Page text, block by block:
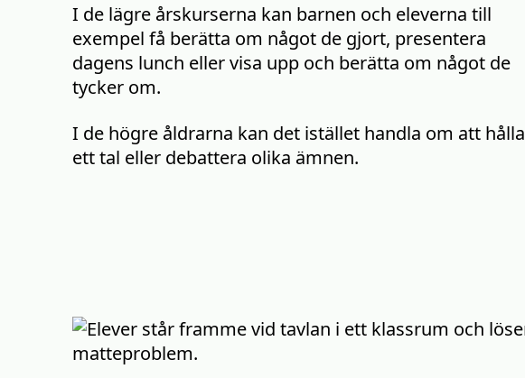
I de lägre årskurserna kan barnen och eleverna till
exempel få berätta om något de gjort, presentera
dagens lunch eller visa upp och berätta om något de
tycker om.
I de högre åldrarna kan det istället handla om att hålla
ett tal eller debattera olika ämnen.